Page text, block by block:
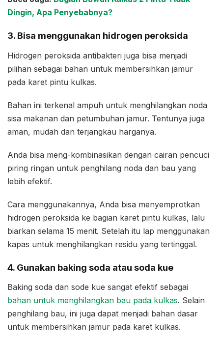
Dingin, Apa Penyebabnya?
3. Bisa menggunakan hidrogen peroksida
Hidrogen peroksida antibakteri juga bisa menjadi
pilihan sebagai bahan untuk membersihkan jamur
pada karet pintu kulkas.
Bahan ini terkenal ampuh untuk menghilangkan noda
sisa makanan dan petumbuhan jamur. Tentunya juga
aman, mudah dan terjangkau harganya.
Anda bisa meng-kombinasikan dengan cairan pencuci
piring ringan untuk penghilang noda dan bau yang
lebih efektif.
Cara menggunakannya, Anda bisa menyemprotkan
hidrogen peroksida ke bagian karet pintu kulkas, lalu
biarkan selama 15 menit. Setelah itu lap menggunakan
kapas untuk menghilangkan residu yang tertinggal.
4. Gunakan baking soda atau soda kue
Baking soda dan sode kue sangat efektif sebagai
bahan untuk menghilangkan bau pada kulkas. Selain
penghilang bau, ini juga dapat menjadi bahan dasar
untuk membersihkan jamur pada karet kulkas.